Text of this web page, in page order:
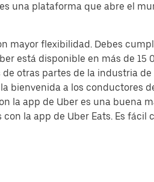
una plataforma que abre el
mayor flexibilidad. Debes
está disponible en más de 15
otras partes de la industria
bienvenida a los conductores
la app de Uber es una buena
la app de Uber Eats. Es fácil